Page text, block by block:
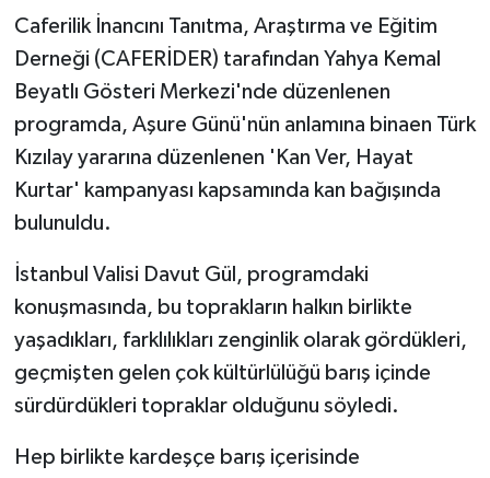
Caferilik İnancını Tanıtma, Araştırma ve Eğitim
Derneği (CAFERİDER) tarafından Yahya Kemal
Beyatlı Gösteri Merkezi'nde düzenlenen
programda, Aşure Günü'nün anlamına binaen Türk
Kızılay yararına düzenlenen 'Kan Ver, Hayat
Kurtar' kampanyası kapsamında kan bağışında
bulunuldu.
İstanbul Valisi Davut Gül, programdaki
konuşmasında, bu toprakların halkın birlikte
yaşadıkları, farklılıkları zenginlik olarak gördükleri,
geçmişten gelen çok kültürlülüğü barış içinde
sürdürdükleri topraklar olduğunu söyledi.
Hep birlikte kardeşçe barış içerisinde